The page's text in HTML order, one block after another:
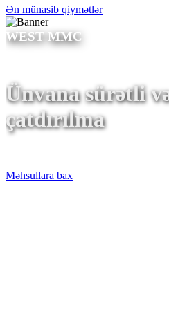
Ən münasib qiymətlər
WEST MMC
Ünvana sürətli
çatdırılma
Məhsullara bax